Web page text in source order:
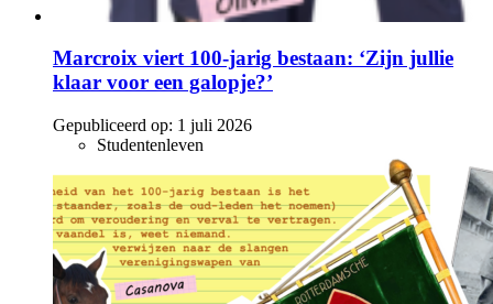
Marcroix viert 100-jarig bestaan: ‘Zijn jullie
klaar voor een galopje?’
Gepubliceerd op: 1 juli 2026
Studentenleven